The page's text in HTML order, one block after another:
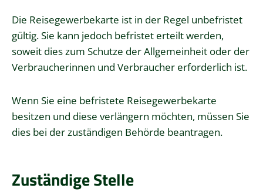
Die Reisegewerbekarte ist in der Regel unbefristet
gültig. Sie kann jedoch befristet erteilt werden,
soweit dies zum Schutze der Allgemeinheit oder der
Verbraucherinnen und Verbraucher erforderlich ist.
Wenn Sie eine befristete Reisegewerbekarte
besitzen und diese verlängern möchten, müssen Sie
dies bei der zuständigen Behörde beantragen.
Zuständige Stelle